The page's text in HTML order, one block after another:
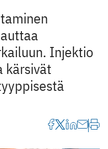
Injektio
kärsivät